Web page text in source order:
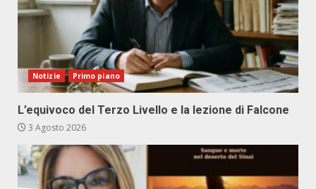
Notizie Primo piano
L’equivoco del Terzo Livello e la lezione di Falcone
3 Agosto 2026